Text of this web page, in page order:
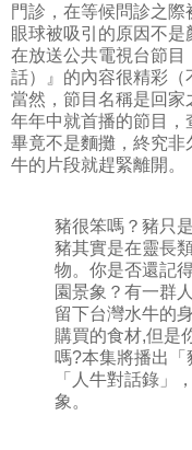
門診，在等候問診之際
眼球被吸引的原因不
在放送公共電視台節
話）』的內容很精彩（
當然，節目名稱是回
年年中就首播的節目
畢竟不是麵攤，終究
牛的片段就趕緊離開。
豬很笨嗎？豬只
豬其實是在靈長
物。你是否還記
園景象？有一群
留下台灣水牛的
購買的食材,但是
嗎?本集將播出「
「人牛對話錄」
象。